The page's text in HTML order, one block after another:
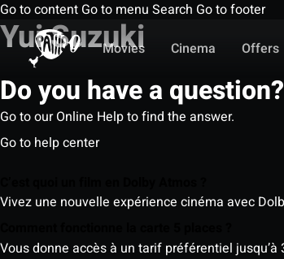
Go to content Go to menu Search Go to footer
Movies
Cinema Offers
Yui Suzuki
Do you have a question?
Go to our Online Help to find the answer.
Go to help center
Vivez une nouvelle expérience cinéma avec
Vous donne accès à un tarif préférentiel